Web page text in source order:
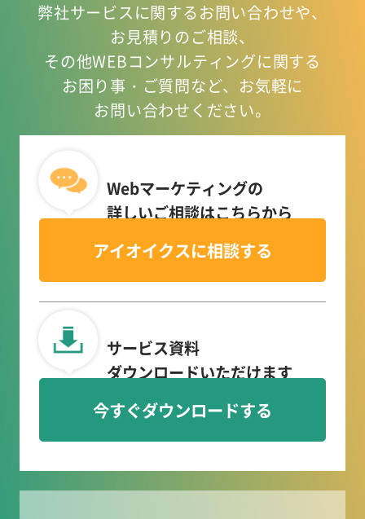
弊社サービスに関するお問い合わせや、
お見積りのご相談、
その他WEBコンサルティングに関する
お困り事 ・ご質問など、お気軽に
お問い合わせください。
Webマーケティングの
詳しいご相談はこちらから
アイオイクスに相談する
サービス資料
ダウンロードいただけます
今すぐダウンロードする